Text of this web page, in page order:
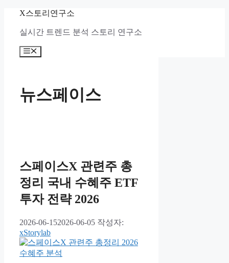
X스토리연구소
실시간 트렌드 분석 스토리 연구소
메
뉴스페이스
스페이스X 관련주 총
정리 국내 수혜주 ETF
투자 전략 2026
2026-06-152026-06-05 작성자:
xStorylab